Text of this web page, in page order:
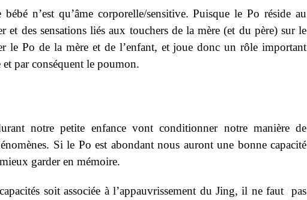
n’est qu’âme corporelle/sensitive. Puisque le Po réside au
et des sensations liés aux touchers de la mère (et du père) sur le
le Po de la mère et de l’enfant, et joue donc un rôle important
par conséquent le poumon.
notre petite enfance vont conditionner notre manière de
Si le Po est abondant nous auront une bonne capacité
garder en mémoire.
soit associée à l’appauvrissement du Jing, il ne faut pas